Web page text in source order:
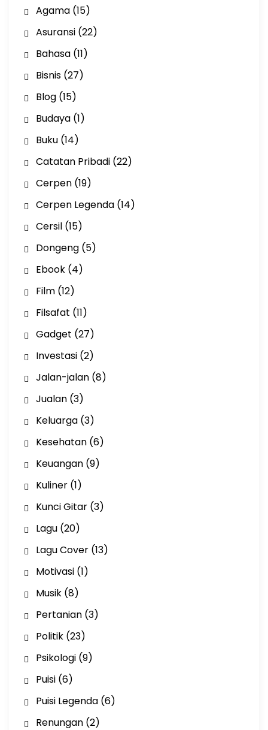
Agama(15)
Asuransi(22)
Bahasa(11)
Bisnis(27)
Blog(15)
Budaya(1)
Buku(14)
Catatan Pribadi(22)
Cerpen(19)
Cerpen Legenda(14)
Cersil(15)
Dongeng(5)
Ebook(4)
Film(12)
Filsafat (11)
Gadget (27)
Investasi(2)
Jalan-jalan(8)
Jualan(3)
Keluarga(3)
Kesehatan(6)
Keuangan(9)
Kuliner(1)
Kunci Gitar(3)
Lagu(20)
Lagu Cover(13)
Motivasi(1)
Musik(8)
Pertanian(3)
Politik(23)
Psikologi(9)
Puisi(6)
Puisi Legenda(6)
Renungan(2)